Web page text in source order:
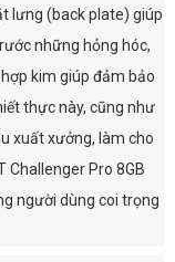
lưng (back plate) giúp
những hỏng hóc,
kim giúp đảm bảo
thực này, cũng như
xuất xưởng, làm cho
Challenger Pro 8GB
người dùng coi trọng